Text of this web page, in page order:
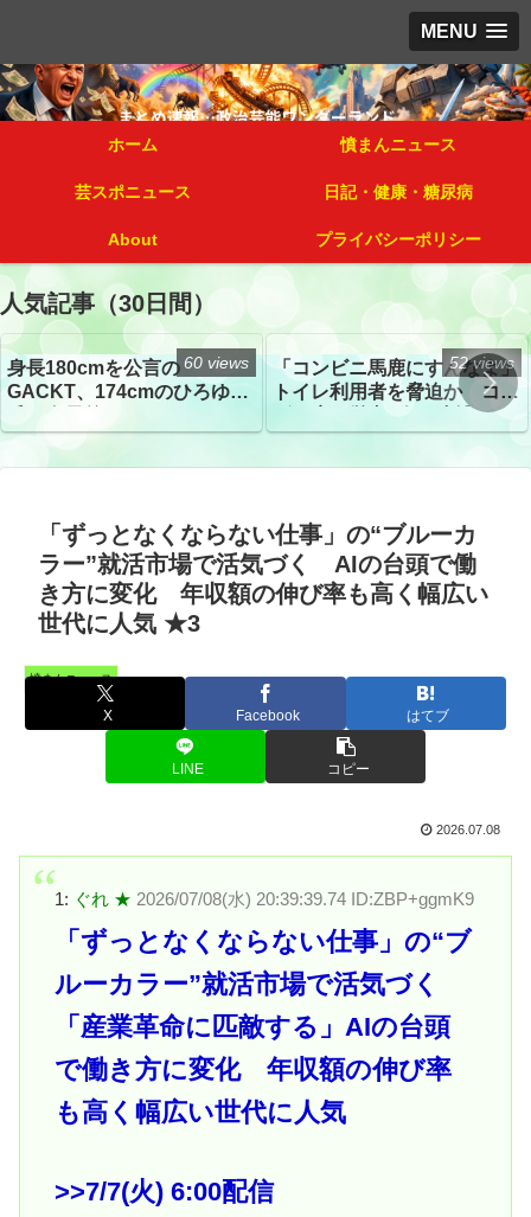
MENU
ホーム 憤まんニュース
芸スポニュース 日記・健康・糖尿病
About プライバシーポリシー
人気記事（30日間）
身長180cmを公言の
GACKT、174cmのひろゆき
トざわつき イベントでの写
真が話題
60 views
「コンビニ馬鹿にすんなよ」
トイレ利用者を脅迫か コン
52 views
「ずっとなくならない仕事」の“ブルーカ
ラー”就活市場で活気づく AIの台頭で働
き方に変化 年収額の伸び率も高く幅広い
世代に人気 ★3
憤まんニュース
X Facebook はてブ
LINE コピー
2026.07.08
1: ぐれ ★ 2026/07/08(水) 20:39:39.74 ID:ZBP+ggmK9
「ずっとなくならない仕事」の“ブ
ルーカラー”就活市場で活気づく
「産業革命に匹敵する」AIの台頭
で働き方に変化 年収額の伸び率
も高く幅広い世代に人気
>>7/7(火) 6:00配信